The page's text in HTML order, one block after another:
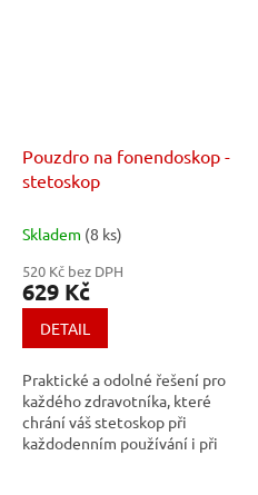
Pouzdro na fonendoskop -
stetoskop
Skladem (8 ks)
520 Kč bez DPH
629 Kč
DETAIL
Praktické a odolné řešení pro
každého zdravotníka, které
chrání váš stetoskop při
každodenním používání i při